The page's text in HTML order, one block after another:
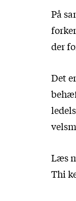
På
der
Det
Læs
Thi